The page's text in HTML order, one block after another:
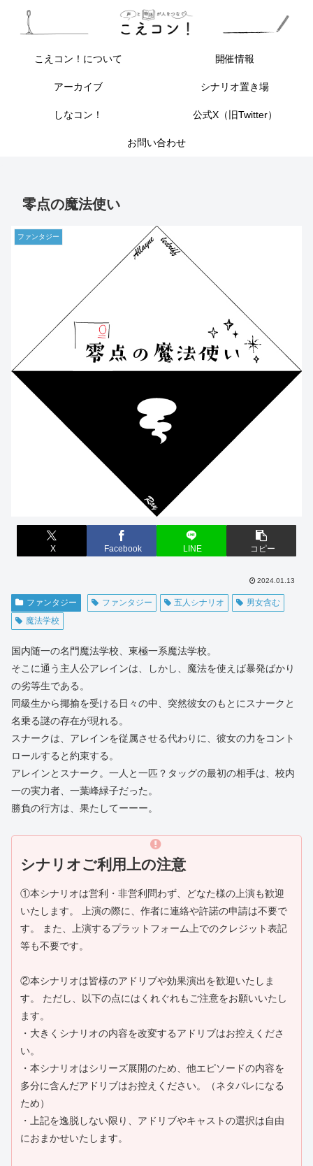
こえコン！について 開催情報
アーカイブ シナリオ置き場
しなコン！ 公式X（旧Twitter）
お問い合わせ
零点の魔法使い
ファンタジー
X Facebook LINE コピー
2024.01.13
ファンタジー ファンタジー 五人シナリオ
男女含む
魔法学校
国内随一の名門魔法学校、東極一系魔法学校。
そこに通う主人公アレインは、しかし、魔法を使えば暴発ばかり
の劣等生である。
同級生から揶揄を受ける日々の中、突然彼女のもとにスナークと
名乗る謎の存在が現れる。
スナークは、アレインを従属させる代わりに、彼女の力をコント
ロールすると約束する。
アレインとスナーク。一人と一匹？タッグの最初の相手は、校内
一の実力者、一葉峰緑子だった。
勝負の行方は、果たしてーーー。
シナリオご利用上の注意
①本シナリオは営利・非営利問わず、どなた様の上演も歓迎
いたします。 上演の際に、作者に連絡や許諾の申請は不要で
す。 また、上演するプラットフォーム上でのクレジット表記
等も不要です。
②本シナリオは皆様のアドリブや効果演出を歓迎いたしま
す。 ただし、以下の点にはくれぐれもご注意をお願いいたし
ます。
・大きくシナリオの内容を改変するアドリブはお控えくださ
い。
・本シナリオはシリーズ展開のため、他エピソードの内容を
多分に含んだアドリブはお控えください。（ネタバレになる
ため）
・上記を逸脱しない限り、アドリブやキャストの選択は自由
におまかせいたします。